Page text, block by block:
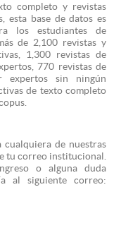
completo y revistas
esta base de datos es
los estudiantes de
de 2,100 revistas y
1,300 revistas de
770 revistas de
expertos sin ningún
de texto completo
cualquiera de nuestras
tu correo institucional.
o alguna duda
al siguiente correo: